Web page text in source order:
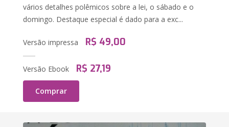
vários detalhes polêmicos sobre a lei, o sábado e o
domingo. Destaque especial é dado para a exc...
Versão impressa R$ 49,00
Versão Ebook R$ 27,19
Comprar